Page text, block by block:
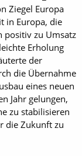
Ziegel Europa
in Europa, die
positiv zu Umsatz
Erholung
der
die Übernahme
eines neuen
Jahr gelungen,
zu stabilisieren
die Zukunft zu